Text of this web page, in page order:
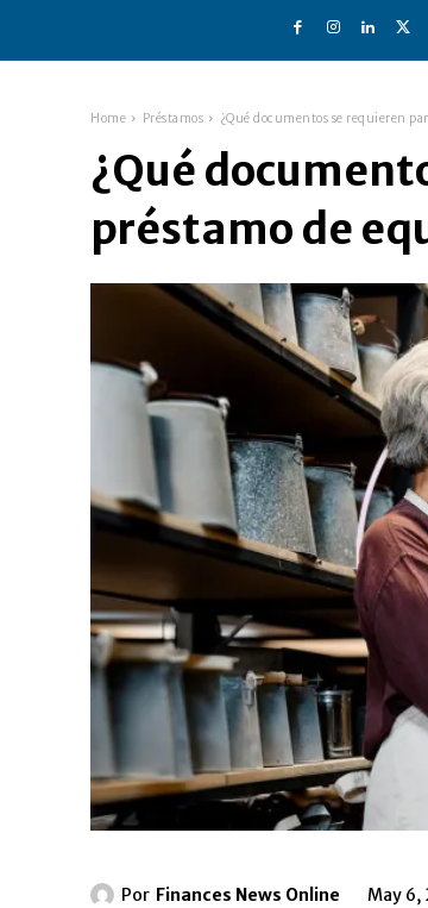
Home Préstamos ¿Qué documentos se requieren
¿Qué
préstamo de
Por Finances News Online May 6,